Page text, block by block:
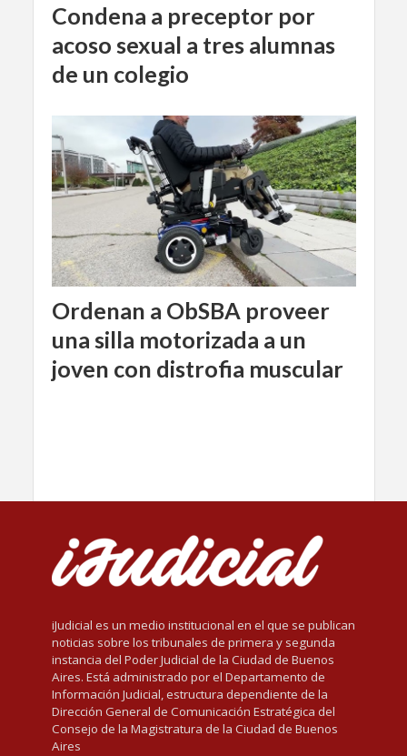
Condena a preceptor por
acoso sexual a tres alumnas
de un colegio
Ordenan a ObSBA proveer
una silla motorizada a un
joven con distrofia muscular
iJudicial es un medio institucional en el que se publican
noticias sobre los tribunales de primera y segunda
instancia del Poder Judicial de la Ciudad de Buenos
Aires. Está administrado por el Departamento de
Información Judicial, estructura dependiente de la
Dirección General de Comunicación Estratégica del
Consejo de la Magistratura de la Ciudad de Buenos
Aires